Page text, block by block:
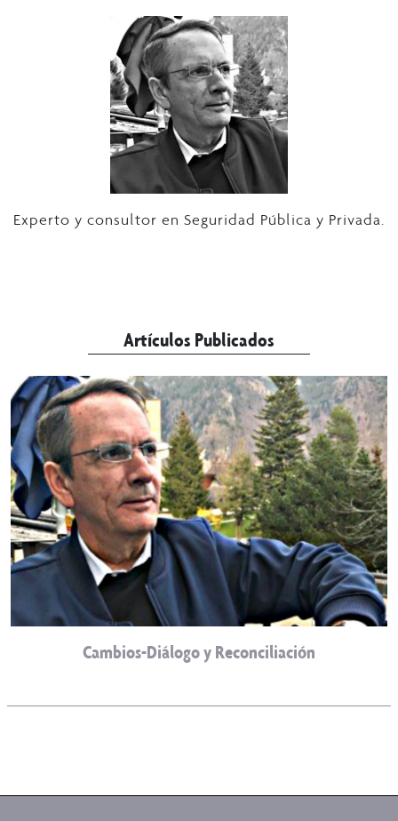
Experto y consultor en Seguridad Pública y Privada.
Artículos Publicados
Cambios-Diálogo y Reconciliación